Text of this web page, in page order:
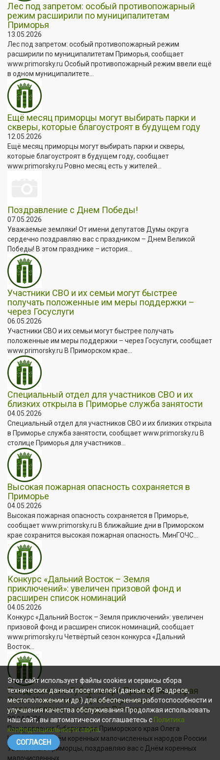
Лес под запретом: особый противопожарный
режим расширили по муниципалитетам
Приморья
13.05.2026
Лес под запретом: особый противопожарный режим
расширили по муниципалитетам Приморья, сообщает
www.primorsky.ru Особый противопожарный режим ввели ещё
в одном муниципалитете...
Ещё месяц приморцы могут выбирать парки и
скверы, которые благоустроят в будущем году
12.05.2026
Ещё месяц приморцы могут выбирать парки и скверы,
которые благоустроят в будущем году, сообщает
www.primorsky.ru Ровно месяц есть у жителей...
Поздравление с Днем Победы!
07.05.2026
Уважаемые земляки! От имени депутатов Думы округа
сердечно поздравляю вас с праздником – Днем Великой
Победы! В этом празднике – история...
Участники СВО и их семьи могут быстрее
получать положенные им меры поддержки –
через Госуслуги
06.05.2026
Участники СВО и их семьи могут быстрее получать
положенные им меры поддержки – через Госуслуги, сообщает
www.primorsky.ru В Приморском крае...
Специальный отдел для участников СВО и их
близких открыла в Приморье служба занятости
04.05.2026
Специальный отдел для участников СВО и их близких открыла
в Приморье служба занятости, сообщает www.primorsky.ru В
столице Приморья для участников...
Высокая пожарная опасность сохраняется в
Приморье
04.05.2026
Высокая пожарная опасность сохраняется в Приморье,
сообщает www.primorsky.ru В ближайшие дни в Приморском
крае сохранится высокая пожарная опасность. МинГОЧС...
Конкурс «Дальний Восток – Земля
приключений»: увеличен призовой фонд и
расширен список номинаций
04.05.2026
Конкурс «Дальний Восток – Земля приключений»: увеличен
призовой фонд и расширен список номинаций, сообщает
www.primorsky.ru Четвёртый сезон конкурса «Дальний
Восток...
Поздравление Губернатора Приморского края
Олега Кожемяко с Днём коренных
малочисленных народов России
30.04.2026
Поздравление Губернатора Приморского края Олега
Кожемяко с Днём коренных малочисленных народов России
Уважаемые приморцы, поздравляю вас с Днём коренных
малочисленных...
Этот сайт использует файлы cookies и сервисы сбора
технических данных посетителей (данные об IP-адресе,
местоположении и др.) для обеспечения работоспособности и
улучшения качества обслуживания.Продолжая использовать
наш сайт, вы автоматически соглашаетесь с Политика
конфиденциальности сайта.
СОГЛАСЕН